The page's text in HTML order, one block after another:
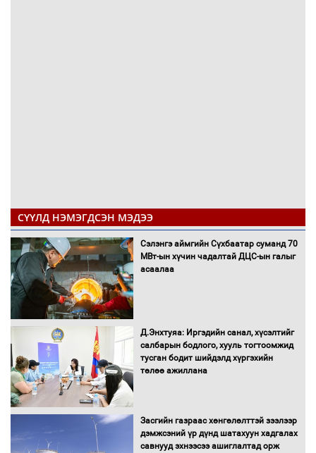
СҮҮЛД НЭМЭГДСЭН МЭДЭЭ
Сэлэнгэ аймгийн Сүхбаатар суманд 70
МВт-ын хүчин чадалтай ДЦС-ын галыг
асаалаа
Д.Энхтуяа: Иргэдийн санал, хүсэлтийг
салбарын бодлого, хууль тогтоомжид
тусган бодит шийдэлд хүргэхийн
төлөө ажиллана
Засгийн газраас хөнгөлөлттэй зээлээр
дэмжсэний үр дүнд шатахуун хадгалах
савнууд эхнээсээ ашиглалтад орж